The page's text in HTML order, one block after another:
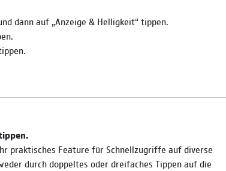
dann auf „Anzeige & Helligkeit“ tippen.
praktisches Feature für Schnellzugriffe auf diverse
durch doppeltes oder dreifaches Tippen auf die